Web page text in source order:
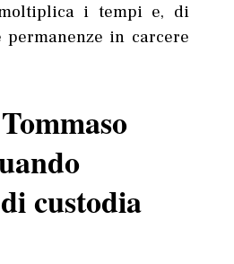
i tempi e, di
permanenze in carcere
custodia